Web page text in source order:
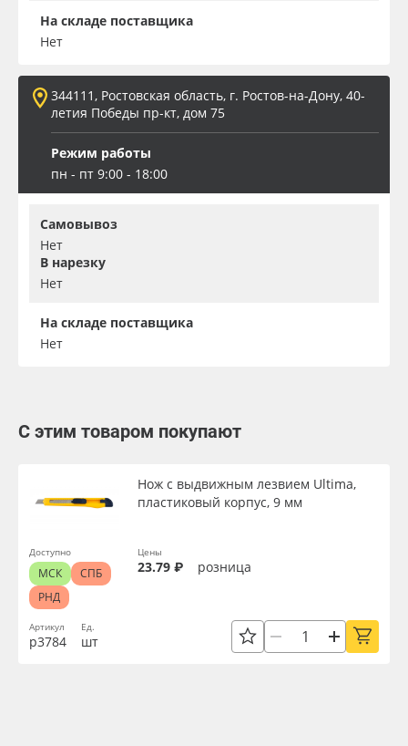
На складе поставщика
Нет
344111, Ростовская область, г. Ростов-на-Дону, 40-
летия Победы пр-кт, дом 75
Режим работы
пн - пт 9:00 - 18:00
Самовывоз
Нет
В нарезку
Нет
На складе поставщика
Нет
С этим товаром покупают
Артикул
р3784
Нож с выдвижным лезвием Ultima,
пластиковый корпус, 9 мм
Ед.
шт
Цены
23.79 ₽ розница
Доступно
МСК
СПБ
РНД